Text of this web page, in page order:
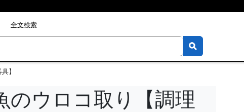
全文検索
】
のウロコ取り【調理